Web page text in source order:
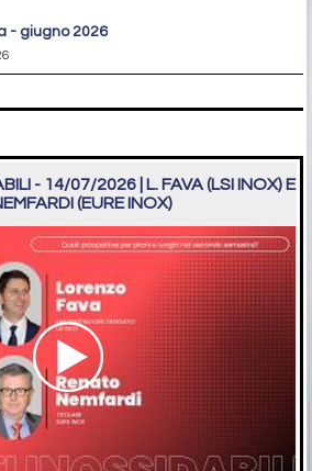
- giugno 2026
- 14/07/2026 | L. FAVA (LSI INOX) E
(EURE INOX)